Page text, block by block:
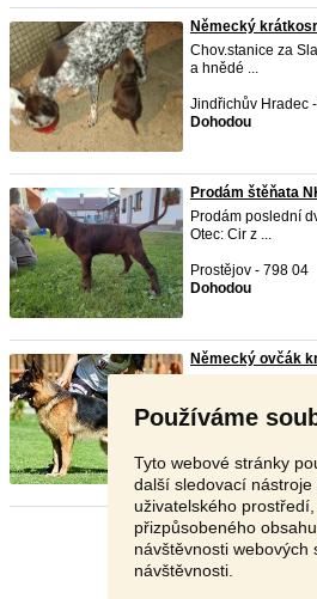
Používáme
Tyto webové stránky
další sledovací
uživatelského
přizpůsobeného
návštěvnosti
návštěvnosti.
Německý
Chov.stanice za
a hnědé ...
Jindřichův Hradec
Dohodou
Prodám štěňata
Prodám poslední
Otec: Cir z ...
Prostějov - 798 04
Dohodou
Německý ovčák
Dohodou
Stránka: 1 2